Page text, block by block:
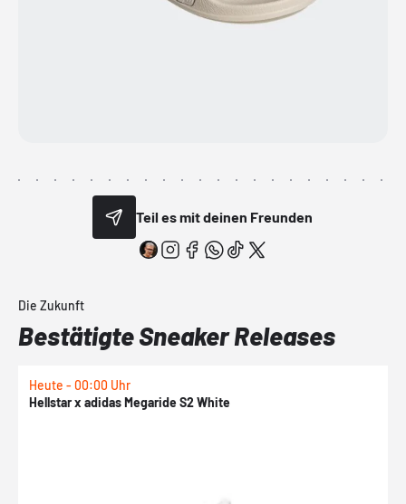
Teil es mit deinen Freunden
Die Zukunft
Bestätigte Sneaker Releases
Heute - 00:00 Uhr
Hellstar x adidas Megaride S2 White